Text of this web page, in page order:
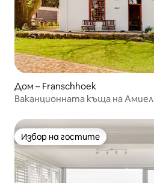
Дом – Franschhoek
Ваканционната къща на Амиел
Избор на гостите
Избор на гостите